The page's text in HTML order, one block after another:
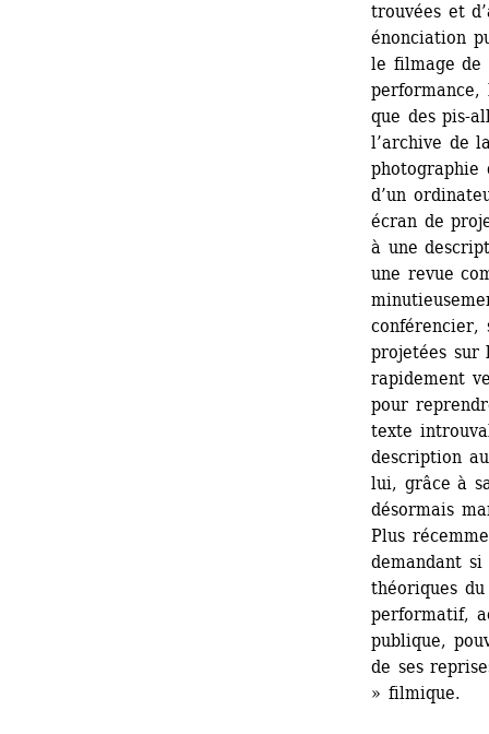
trouvées et
énonciation
le filmage de
que des pis-
l’archive de
photographie
d’un
écran de
à une
une revue
conférencier,
projetées sur
rapidement
pour
texte
description
lui, grâce à
désormais
Plus
demandant
théoriques
performatif,
publique,
de ses
» filmique.